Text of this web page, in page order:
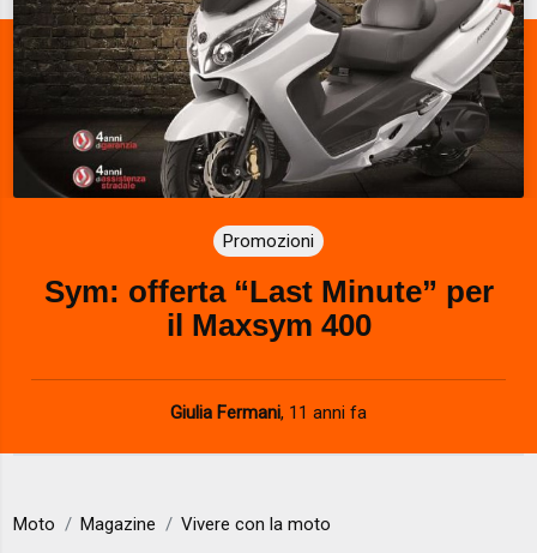
Promozioni
Sym: offerta “Last Minute” per
il Maxsym 400
Giulia Fermani, 11 anni fa
Moto Magazine Vivere con la moto